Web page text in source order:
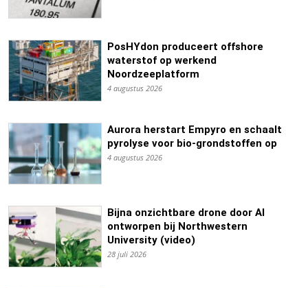
PosHYdon produceert offshore
waterstof op werkend
Noordzeeplatform
4 augustus 2026
Aurora herstart Empyro en schaalt
pyrolyse voor bio-grondstoffen op
4 augustus 2026
Bijna onzichtbare drone door AI
ontworpen bij Northwestern
University (video)
28 juli 2026